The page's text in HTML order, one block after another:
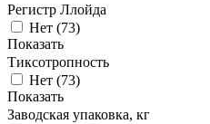
Регистр Ллойда
Нет (73)
Показать
Тиксотропность
Нет (73)
Показать
Заводская упаковка, кг